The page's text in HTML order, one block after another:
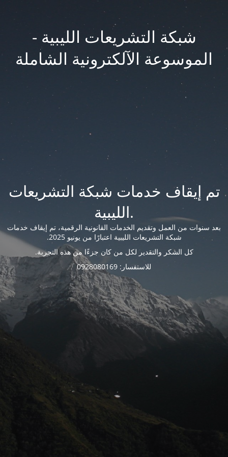
شبكة التشريعات الليبية -
الموسوعة الآلكترونية الشاملة
تم إيقاف خدمات شبكة التشريعات
الليبية.
بعد سنوات من العمل وتقديم الخدمات القانونية الرقمية، تم إيقاف خدمات
شبكة التشريعات الليبية اعتبارًا من يونيو 2025.
كل الشكر والتقدير لكل من كان جزءًا من هذه التجربة.
للاستفسار: 0928080169